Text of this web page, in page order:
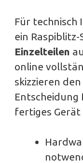
Für technisch
ein Raspiblitz-
Einzelteilen
online
skizzieren
Entscheidung
fertiges